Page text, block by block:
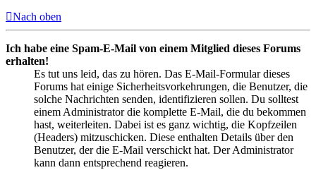
Nach oben
Ich habe eine Spam-E-Mail von einem Mitglied dieses Forums
erhalten!
Es tut uns leid, das zu hören. Das E-Mail-Formular dieses
Forums hat einige Sicherheitsvorkehrungen, die Benutzer, die
solche Nachrichten senden, identifizieren sollen. Du solltest
einem Administrator die komplette E-Mail, die du bekommen
hast, weiterleiten. Dabei ist es ganz wichtig, die Kopfzeilen
(Headers) mitzuschicken. Diese enthalten Details über den
Benutzer, der die E-Mail verschickt hat. Der Administrator
kann dann entsprechend reagieren.